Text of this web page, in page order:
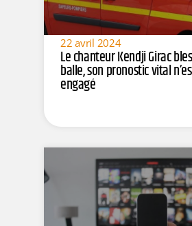
22 avril 2024
Le chanteur Kendji Girac
balle, son pronostic vital
engagé